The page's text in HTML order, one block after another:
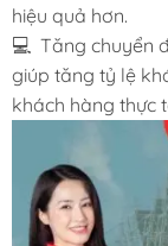
hiệu quả hơn.
💻 Tăng chuyển
giúp tăng tỷ lệ
khách hàng thực